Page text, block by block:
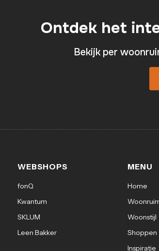
Ontdek het
Bekijk per
WEBSHOPS
fonQ
Kwantum
SKLUM
Leen Bakker
MENU
Home
Woonstijl
Shoppen
Inspiratie